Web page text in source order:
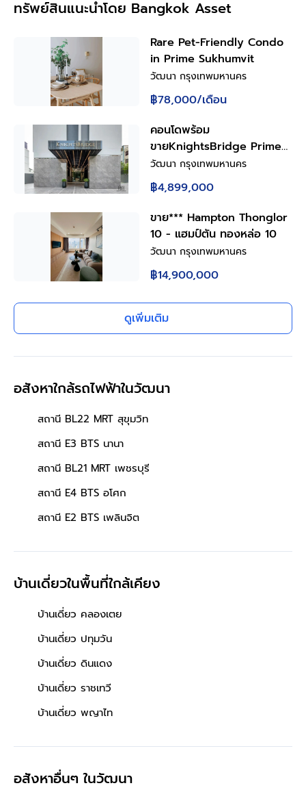
ทรัพย์สินแนะนำโดย Bangkok Asset
Rare Pet-Friendly Condo
in Prime Sukhumvit
วัฒนา กรุงเทพมหานคร
฿78,000/เดือน
คอนโดพร้อม
ขายKnightsBridge Prime
Onnut
วัฒนา กรุงเทพมหานคร
฿4,899,000
ขาย*** Hampton Thonglor
10 - แฮมป์ตัน ทองหล่อ 10
วัฒนา กรุงเทพมหานคร
฿14,900,000
ดูเพิ่มเติม
อสังหาใกล้รถไฟฟ้าในวัฒนา
สถานี BL22 MRT สุขุมวิท
สถานี E3 BTS นานา
สถานี BL21 MRT เพชรบุรี
สถานี E4 BTS อโศก
สถานี E2 BTS เพลินจิต
บ้านเดี่ยวในพื้นที่ใกล้เคียง
บ้านเดี่ยว คลองเตย
บ้านเดี่ยว ปทุมวัน
บ้านเดี่ยว ดินแดง
บ้านเดี่ยว ราชเทวี
บ้านเดี่ยว พญาไท
อสังหาอื่นๆในวัฒนา